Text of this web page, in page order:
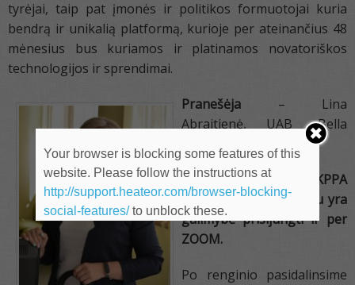
tyrėjai, taip pat įmonės ir politikos formuotojai kuria
bendrą ir unikalią platformą, kurioje per ateinančius 48
mėnesius bus kuriamos ir platinamos novatoriškos
technologijos ir sprendimai.
Pranešėja – Lina
Abraitienė, UAB „Bella
Renginys vyks gyvai, KPPA
rūmų patalpose, tačiau yra
galimybė prisijungti ir per
ZOOM.
Po renginio pasidalinsime
Your browser is blocking some features of this
website. Please follow the instructions at
http://support.heateor.com/browser-blocking-
social-features/to unblock these.